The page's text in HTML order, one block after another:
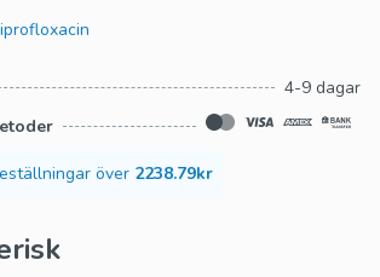
från urinvägsinfektioner till
Det är ett pålitligt alternativ för att
och hjälper till att lindra symtom4-9 dagar
över 2238.79kr